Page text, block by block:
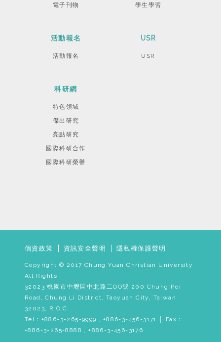
電子刊物
學生學習
活動報名
活動報名
USR
USR
科研網
特色領域
傑出研究
亮點研究
國際科研合作
國際科研榮譽
個資政策 資訊安全聲明 隱私權保護聲明
Copyright © 2017 Chung Yuan Christian University
All Rights
32023 桃園市中壢區中北路二OO號 200 Chung Pei
Road, Chung Li District, Taoyuan City, Taiwan
32023, R.O.C.
Tel：+886-3-265-9999 , +886-3-456-3171 │ Fax：
+886-3-265-8888 , +886-3-456-3176